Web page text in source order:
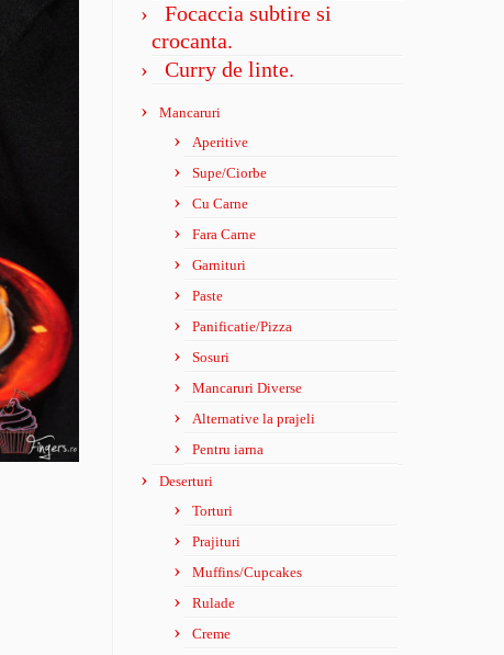
Focaccia subtire si
crocanta.
Curry de linte.
Mancaruri
Aperitive
Supe/Ciorbe
Cu Carne
Fara Carne
Garnituri
Paste
Panificatie/Pizza
Sosuri
Mancaruri Diverse
Alternative la prajeli
Pentru iarna
Deserturi
Torturi
Prajituri
Muffins/Cupcakes
Rulade
Creme